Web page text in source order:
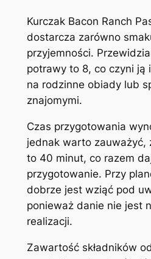
Kurczak Bacon Ranch
dostarcza zarówno
przyjemności.
potrawy to 8, co czyni ją
na rodzinne obiady lub
znajomymi.
Czas przygotowania
jednak warto zauważyć,
to 40 minut, co razem
przygotowanie. Przy
dobrze jest wziąć pod
ponieważ danie nie jest
realizacji.
Zawartość składników